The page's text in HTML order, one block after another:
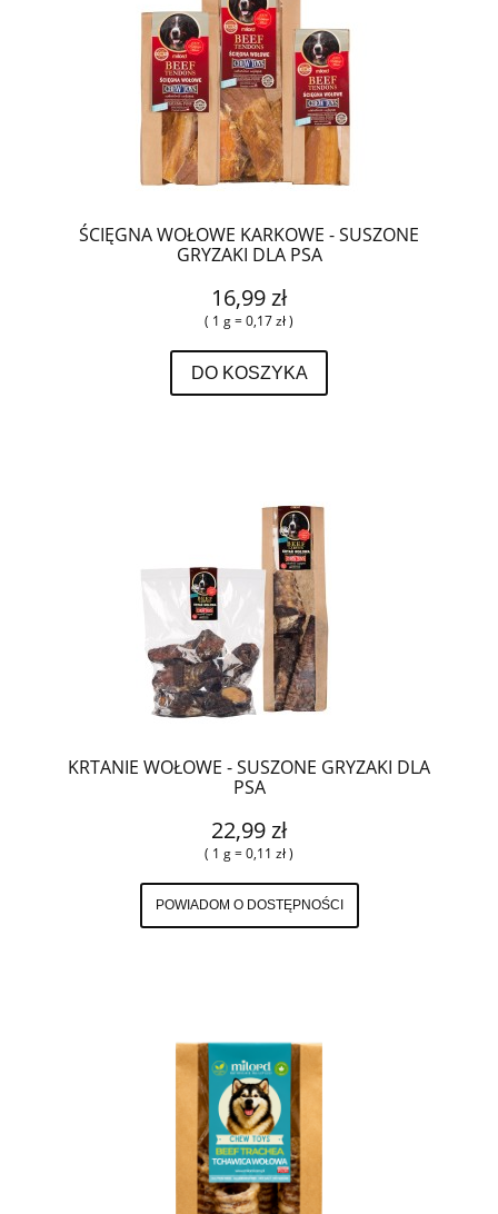
ŚCIĘGNA WOŁOWE KARKOWE - SUSZONE
GRYZAKI DLA PSA
16,99 zł
( 1 g = 0,17 zł )
DO KOSZYKA
KRTANIE WOŁOWE - SUSZONE GRYZAKI DLA
PSA
22,99 zł
( 1 g = 0,11 zł )
POWIADOM O DOSTĘPNOŚCI